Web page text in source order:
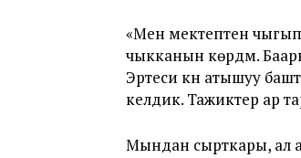
«Мен мектептен чыгып
чыкканын көрдүм.
Эртеси күнү атышуу
келдик. Тажиктер ар
Мындан сырткары, ал